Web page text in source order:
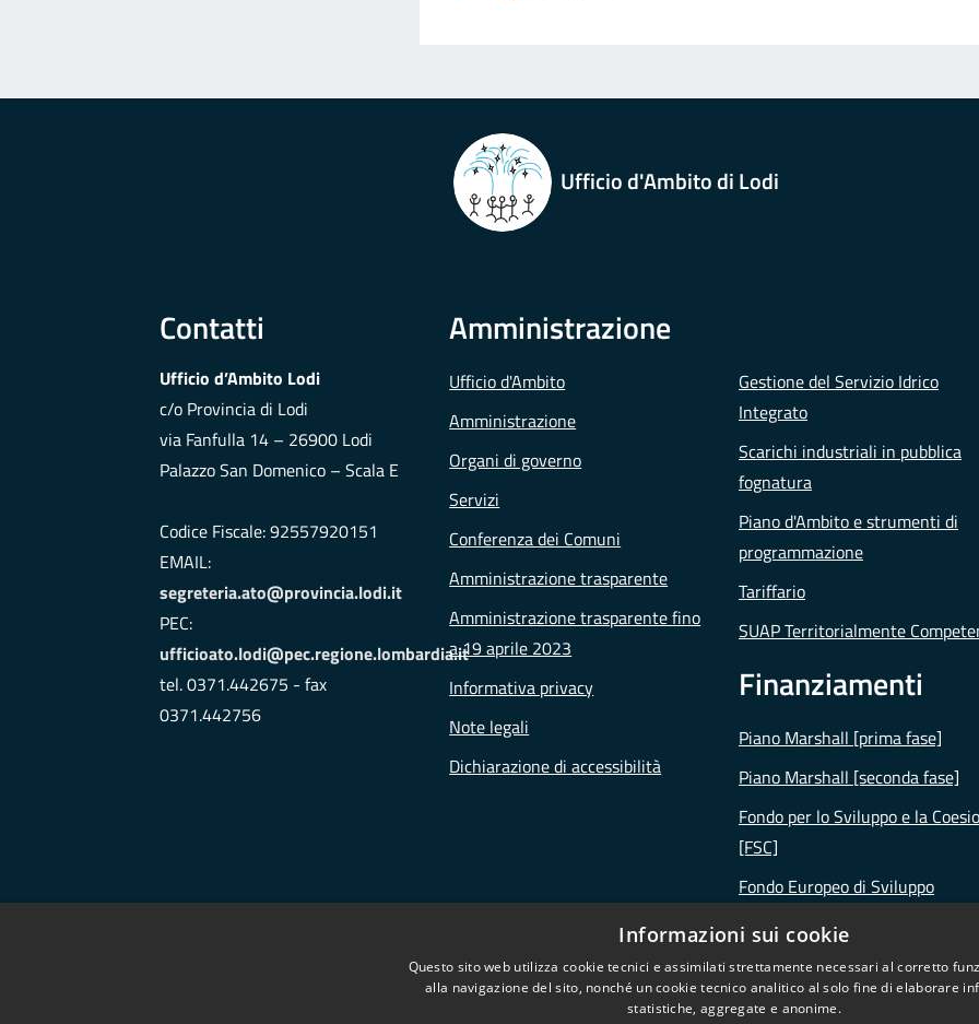
Ufficio d'Ambito di Lodi
Contatti
Ufficio d’Ambito Lodi
c/o Provincia di Lodi
via Fanfulla 14 – 26900 Lodi
Palazzo San Domenico – Scala E
Codice Fiscale: 92557920151
EMAIL:
segreteria.ato@provincia.lodi.it
PEC:
ufficioato.lodi@pec.regione.lombardia.it
tel. 0371.442675 - fax
0371.442756
Amministrazione
Ufficio d'Ambito
Amministrazione
Organi di governo
Servizi
Conferenza dei Comuni
Amministrazione trasparente
Amministrazione trasparente fino
a 19 aprile 2023
Informativa privacy
Note legali
Dichiarazione di accessibilità
Gestione del Servizio Idrico
Integrato
Scarichi industriali in pubblica
fognatura
Piano d'Ambito e strumenti di
programmazione
Tariffario
SUAP Territorialmente
Finanziamenti
Piano Marshall [prima fase]
Piano Marshall [seconda fase]
Fondo per lo Sviluppo e la
[FSC]
Fondo Europeo di Sviluppo
Piano Nazionale di Ripresa e
Resilienza [PNRR]
Informazioni sui cookie
Questo sito web utilizza cookie tecnici e assimilati strettamente necessari al corretto
alla navigazione del sito, nonché un cookie tecnico analitico al solo fine di elaborare
statistiche, aggregate e anonime.